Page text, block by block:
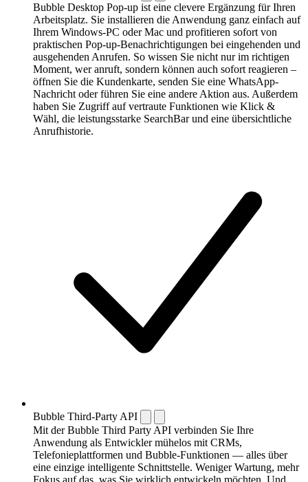
Bubble Desktop Pop-up ist eine clevere Ergänzung für Ihren
Arbeitsplatz. Sie installieren die Anwendung ganz einfach auf
Ihrem Windows-PC oder Mac und profitieren sofort von
praktischen Pop-up-Benachrichtigungen bei eingehenden und
ausgehenden Anrufen. So wissen Sie nicht nur im richtigen
Moment, wer anruft, sondern können auch sofort reagieren –
öffnen Sie die Kundenkarte, senden Sie eine WhatsApp-
Nachricht oder führen Sie eine andere Aktion aus. Außerdem
haben Sie Zugriff auf vertraute Funktionen wie Klick &
Wähl, die leistungsstarke SearchBar und eine übersichtliche
Anrufhistorie.
Bubble Third-Party API
Mit der Bubble Third Party API verbinden Sie Ihre
Anwendung als Entwickler mühelos mit CRMs,
Telefonieplattformen und Bubble-Funktionen — alles über
eine einzige intelligente Schnittstelle. Weniger Wartung, mehr
Fokus auf das, was Sie wirklich entwickeln möchten. Und